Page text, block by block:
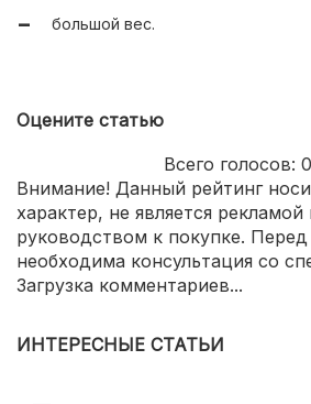
большой вес.
Оцените статью
Всего голосов: 0
Внимание! Данный рейтинг
характер, не является
руководством к покупке.
необходима консультация со
Загрузка комментариев...
ИНТЕРЕСНЫЕ СТАТЬИ